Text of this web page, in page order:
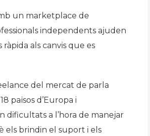
un marketplace de
independents ajuden
ràpida als canvis que es
del mercat de parla
països d’Europa i
dificultats a l’hora de manejar
els brindin el suport i els